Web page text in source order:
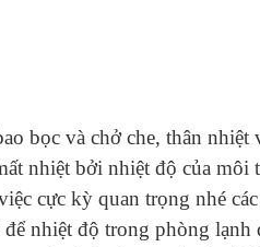
bọc và chở che, thân nhiệt
nhiệt bởi nhiệt độ của môi
cực kỳ quan trọng nhé
nhiệt độ trong phòng lạnh